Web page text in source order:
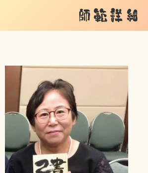
師範詳細